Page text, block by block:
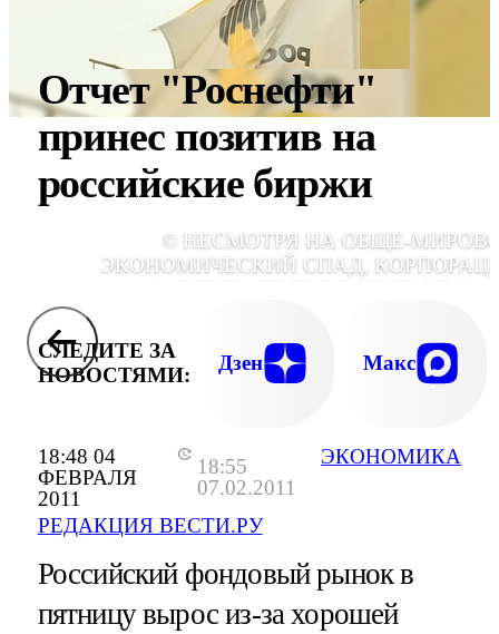
18:48 04
ФЕВРАЛЯ
2011
18:55
07.02.2011
РЕДАКЦИЯ ВЕСТИ.РУ
ЭКОНОМИКА
Отчет "Роснефти"
принес позитив на
российские биржи
© НЕСМОТРЯ НА ОБЩЕ-
ЭКОНОМИЧЕСКИЙ СПАД,
МИЛЛИАРДОВ 300 МИЛЛИОНОВ
СЛЕДИТЕ ЗА
НОВОСТЯМИ:
Дзен Макс
Российский фондовый рынок в
пятницу вырос из-за хорошей